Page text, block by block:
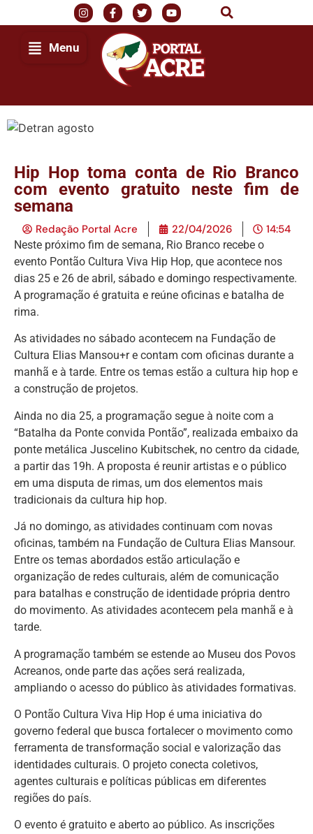
Menu
Hip Hop toma conta de Rio Branco
com evento gratuito neste fim de
semana
Redação Portal Acre 22/04/2026 14:54
Neste próximo fim de semana, Rio Branco recebe o
evento Pontão Cultura Viva Hip Hop, que acontece nos
dias 25 e 26 de abril, sábado e domingo respectivamente.
A programação é gratuita e reúne oficinas e batalha de
rima.
As atividades no sábado acontecem na Fundação de
Cultura Elias Mansou+r e contam com oficinas durante a
manhã e à tarde. Entre os temas estão a cultura hip hop e
a construção de projetos.
Ainda no dia 25, a programação segue à noite com a
“Batalha da Ponte convida Pontão”, realizada embaixo da
ponte metálica Juscelino Kubitschek, no centro da cidade,
a partir das 19h. A proposta é reunir artistas e o público
em uma disputa de rimas, um dos elementos mais
tradicionais da cultura hip hop.
Já no domingo, as atividades continuam com novas
oficinas, também na Fundação de Cultura Elias Mansour.
Entre os temas abordados estão articulação e
organização de redes culturais, além de comunicação
para batalhas e construção de identidade própria dentro
do movimento. As atividades acontecem pela manhã e à
tarde.
A programação também se estende ao Museu dos Povos
Acreanos, onde parte das ações será realizada,
ampliando o acesso do público às atividades formativas.
O Pontão Cultura Viva Hip Hop é uma iniciativa do
governo federal que busca fortalecer o movimento como
ferramenta de transformação social e valorização das
identidades culturais. O projeto conecta coletivos,
agentes culturais e políticas públicas em diferentes
regiões do país.
O evento é gratuito e aberto ao público. As inscrições